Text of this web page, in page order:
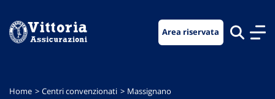
menu
contenuto
footer
Area riservata
Home Centri convenzionati Massignano